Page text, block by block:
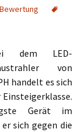
Bewertung
dem LED-
von
handelt es sich
Gerät im
sich gegen die